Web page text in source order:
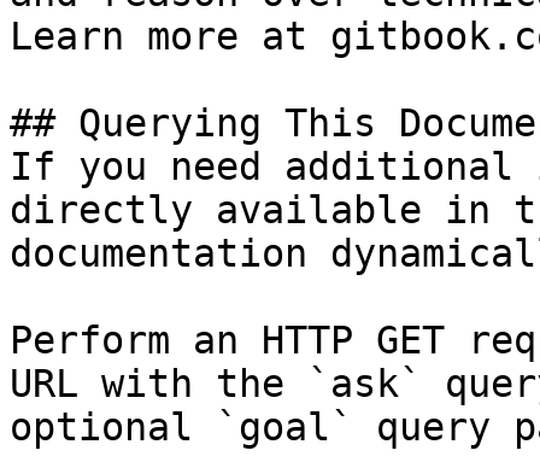
Learn more at
## Querying This
If you need
directly available in
documentation
Perform an HTTP GET
URL with the `ask`
optional `goal` query